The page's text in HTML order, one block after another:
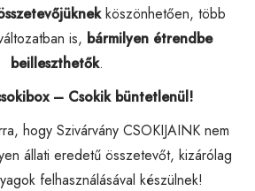
köszönhetően, több
is, bármilyen étrendbe
beilleszthetők.
– Csokik büntetlenül!
hogy Szivárvány CSOKIJAINK nem
állati eredetű összetevőt, kizárólag
felhasználásával készülnek!